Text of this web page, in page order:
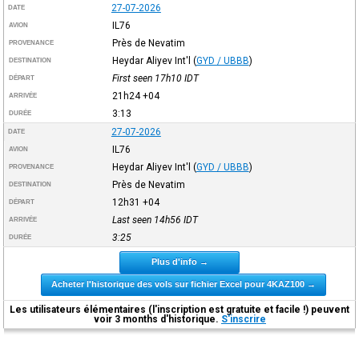
DATE 27-07-2026
AVION IL76
PROVENANCE Près de Nevatim
DESTINATION Heydar Aliyev Int'l (GYD / UBBB)
DÉPART First seen 17h10 IDT
ARRIVÉE 21h24+04
DURÉE 3:13
DATE 27-07-2026
AVION IL76
PROVENANCE Heydar Aliyev Int'l (GYD / UBBB)
DESTINATION Près de Nevatim
DÉPART 12h31 +04
ARRIVÉE Last seen 14h56 IDT
DURÉE 3:25
Plus d'info →
Acheter l'historique des vols sur fichier Excel pour 4KAZ100 →
Les utilisateurs élémentaires (l'inscription est gratuite et facile !) peuvent
voir 3 months d'historique. S'inscrire